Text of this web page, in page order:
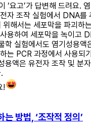
‘요고’가 답변해 드려요.
자 조작 실험에서 DNA를
해서는 세포막을 파괴하
용하여 세포막을 녹이고
학 실험에서도 염기성용액
는 PCR 과정에서 사용되
용액은 유전자 조작 및 분
!
방법, ‘조작적 정의’